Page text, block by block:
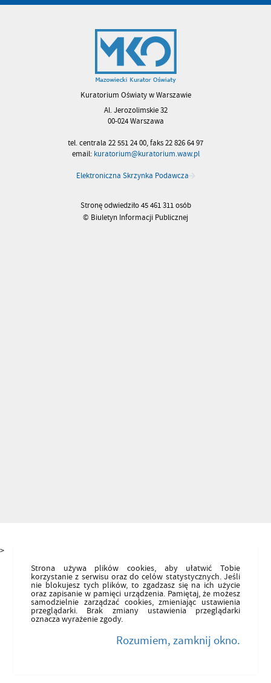
Kuratorium Oświaty w Warszawie
Al. Jerozolimskie 32
00-024 Warszawa
tel. centrala 22 551 24 00, faks 22 826 64 97
email: kuratorium@kuratorium.waw.pl
Elektroniczna Skrzynka Podawcza
Stronę odwiedziło 45 461 311 osób
© Biuletyn Informacji Publicznej
>
Strona używa plików cookies, aby ułatwić Tobie
korzystanie z serwisu oraz do celów statystycznych. Jeśli
nie blokujesz tych plików, to zgadzasz się na ich użycie
oraz zapisanie w pamięci urządzenia. Pamiętaj, że możesz
samodzielnie zarządzać cookies, zmieniając ustawienia
przeglądarki. Brak zmiany ustawienia przeglądarki
oznacza wyrażenie zgody.
Rozumiem, zamknij okno.